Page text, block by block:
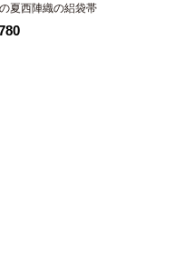
夏西陣織の絽袋帯